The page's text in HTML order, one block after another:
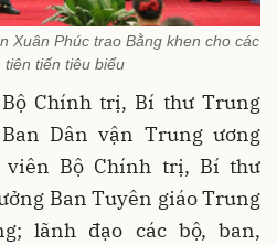
Xuân Phúc trao Bằng khen cho các
tiên tiến tiêu biểu
Chính trị, Bí thư Trung
Dân vận Trung ương
viên Bộ Chính trị, Bí thư
Ban Tuyên giáo Trung
lãnh đạo các bộ, ban,